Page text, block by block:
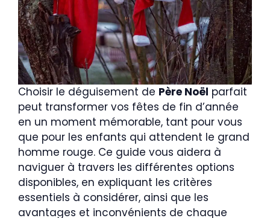
Choisir le déguisement de Père Noël parfait
peut transformer vos fêtes de fin d’année
en un moment mémorable, tant pour vous
que pour les enfants qui attendent le grand
homme rouge. Ce guide vous aidera à
naviguer à travers les différentes options
disponibles, en expliquant les critères
essentiels à considérer, ainsi que les
avantages et inconvénients de chaque